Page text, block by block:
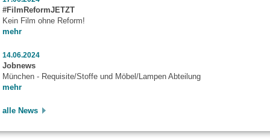
#FilmReformJETZT
Kein Film ohne Reform!
mehr
14.06.2024
Jobnews
München - Requisite/Stoffe und Möbel/Lampen Abteilung
mehr
alle News